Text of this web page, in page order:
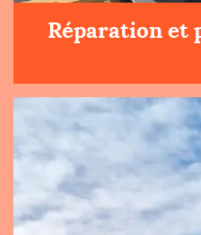
Réparation et